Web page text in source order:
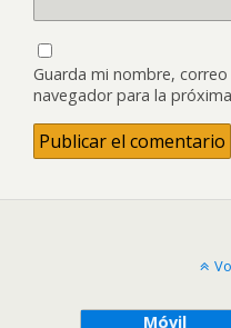
Guarda mi nombre,
navegador para la
Móvil